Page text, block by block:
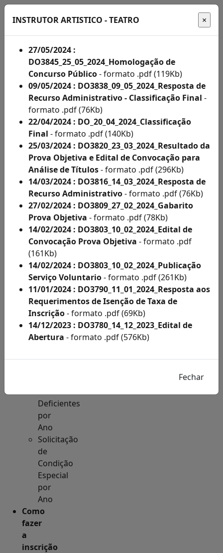
Início
Administração
Concursos
Concursos
Acompanhe
aqui
editais
Acesso
Informação
Solicitações
de
Condições
Especiais
e
Inscritos
Como
Deficientes
Deficientes
por
Ano
Solicitação
de
Condição
Especial
por
Ano
Como
fazer
a
inscrição
INSTRUTOR ARTISTICO - TEATRO
27/05/2024 :
DO3845_25_05_2024_Homologação de
Concurso Público- formato .pdf (119Kb)
09/05/2024 : DO3838_09_05_2024_Resposta de
Recurso Administrativo - Classificação Final -
formato .pdf (76Kb)
22/04/2024 : DO_20_04_2024_Classificação
Final - formato .pdf (140Kb)
25/03/2024 : DO3820_23_03_2024_Resultado da
Prova Objetiva e Edital de Convocação para
Análise de Títulos- formato .pdf (296Kb)
14/03/2024 : DO3816_14_03_2024_Resposta de
Recurso Administrativo- formato .pdf (76Kb)
27/02/2024 : DO3809_27_02_2024_Gabarito
Prova Objetiva - formato .pdf (78Kb)
14/02/2024 : DO3803_10_02_2024_Edital de
Convocação Prova Objetiva - formato .pdf
(161Kb)
14/02/2024 : DO3803_10_02_2024_Publicação
Serviço Voluntario- formato .pdf (261Kb)
11/01/2024 : DO3790_11_01_2024_Resposta aos
Requerimentos de Isenção de Taxa de
Inscrição- formato .pdf (69Kb)
14/12/2023 : DO3780_14_12_2023_Edital de
Abertura - formato .pdf (576Kb)